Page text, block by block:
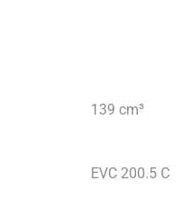
139 cm³
EVC 200.5 C